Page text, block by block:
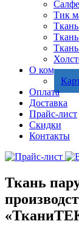
Тик
О
Оплата
Доставка
Прайс-лист
Скидки
Контакты
Ткань